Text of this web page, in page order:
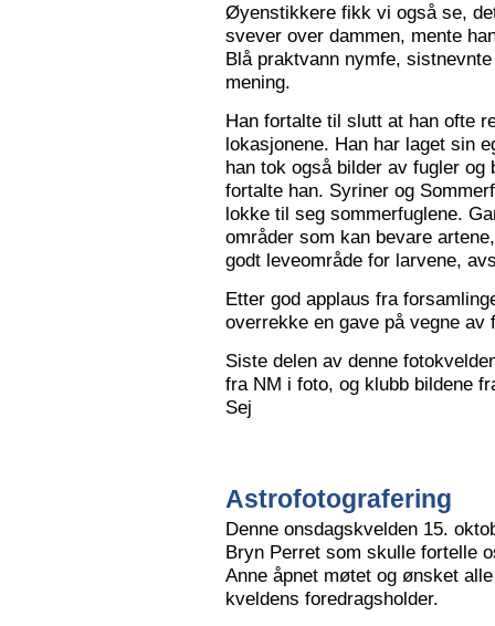
Øyenstikkere fikk vi også se,
svever over dammen, mente
Blå praktvann nymfe,
mening.
Han fortalte til slutt at han ofte
lokasjonene. Han har laget sin
han tok også bilder av fugler
fortalte han. Syriner og
lokke til seg sommerfuglene.
områder som kan bevare
godt leveområde for larvene,
Etter god applaus fra
overrekke en gave på vegne av
Siste delen av denne
fra NM i foto, og klubb bildene
Sej
Astrofotografering
Denne onsdagskvelden 15.
Bryn Perret som skulle fortelle
Anne åpnet møtet og ønsket
kveldens foredragsholder.